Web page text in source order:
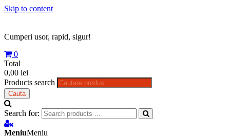
Skip to content
Cumperi usor, rapid, sigur!
0
Total
0,00 lei
Products search
Cauta
Search for:
MeniuMeniu